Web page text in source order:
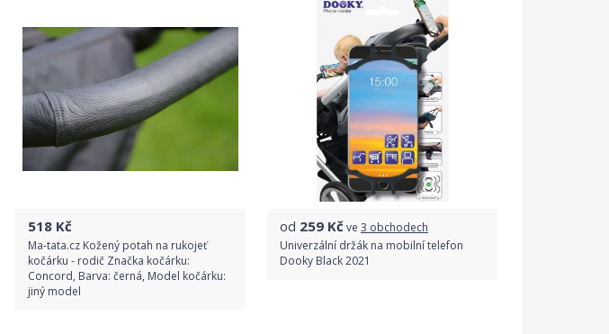
Detail produktu
518 Kč
Ma-tata.cz Kožený potah na rukojeť
kočárku - rodič Značka kočárku:
Concord, Barva: černá, Model kočárku:
jiný model
od 259 Kčve 3 obchodech
Univerzální držák na mobilní telefon
Dooky Black 2021